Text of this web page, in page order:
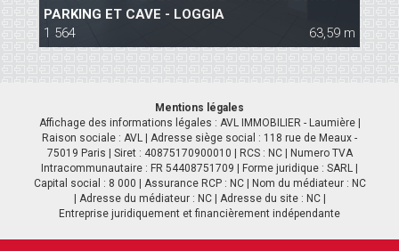
PARKING ET CAVE - LOGGIA
1 564
63,59 m
Mentions légales
Affichage des informations légales : AVL IMMOBILIER - Laumière |
Raison sociale : AVL | Adresse siège social : 118 rue de Meaux -
75019 Paris | Siret : 40875170900010 | RCS : NC | Numero TVA
Intracommunautaire : FR 54408751709 | Forme juridique : SARL |
Capital social : 8 000 | Assurance RCP : NC | Nom du médiateur : NC
| Adresse du médiateur : NC | Adresse du site : NC |
Entreprise juridiquement et financièrement indépendante